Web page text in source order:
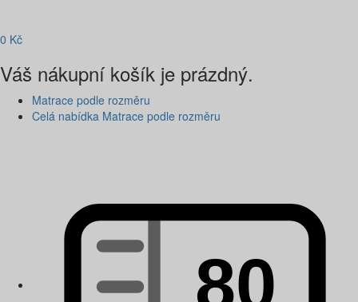
0 Kč
Váš nákupní košík je prázdný.
Matrace podle rozměru
Celá nabídka Matrace podle rozměru